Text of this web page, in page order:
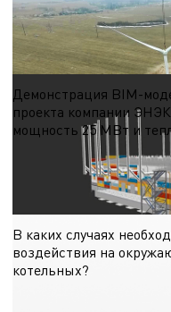
Первый шаг. Проведение
проектирования
Демонстрация BIM-
проекта компании
мощность 25 МВт и
В видео показано здание
В каких случаях
воздействия на
котельных?
Закона РБ от 18.07.2016 № 399-3